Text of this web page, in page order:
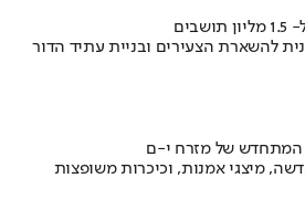
להשארת הצעירים ובניית עתיד הדור
המתחדש של מזרח י-ם
מיצגי אמנות, וכיכרות משופצות